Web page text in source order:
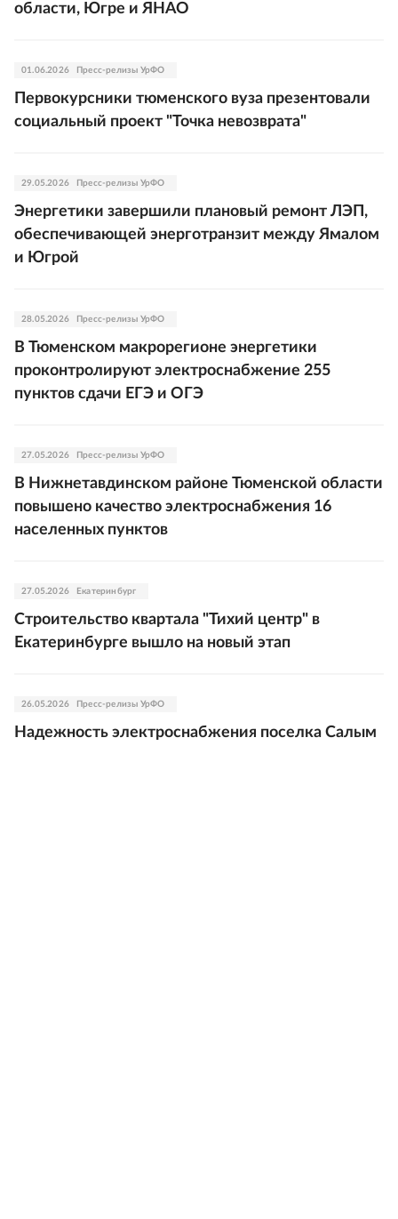
области, Югре и ЯНАО
01.06.2026 Пресс-релизы УрФО
Первокурсники тюменского вуза презентовали
социальный проект "Точка невозврата"
29.05.2026 Пресс-релизы УрФО
Энергетики завершили плановый ремонт ЛЭП,
обеспечивающей энерготранзит между Ямалом
и Югрой
28.05.2026 Пресс-релизы УрФО
В Тюменском макрорегионе энергетики
проконтролируют электроснабжение 255
пунктов сдачи ЕГЭ и ОГЭ
27.05.2026 Пресс-релизы УрФО
В Нижнетавдинском районе Тюменской области
повышено качество электроснабжения 16
населенных пунктов
27.05.2026 Екатеринбург
Строительство квартала "Тихий центр" в
Екатеринбурге вышло на новый этап
26.05.2026 Пресс-релизы УрФО
Надежность электроснабжения поселка Салым